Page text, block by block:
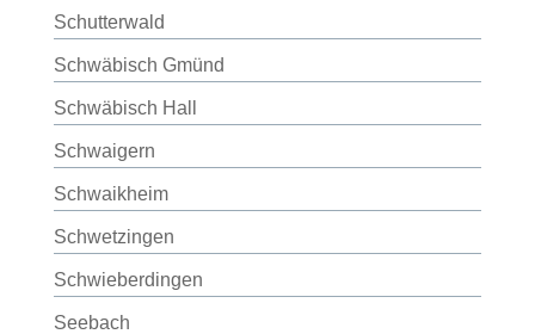
Schutterwald
Schwäbisch Gmünd
Schwäbisch Hall
Schwaigern
Schwaikheim
Schwetzingen
Schwieberdingen
Seebach